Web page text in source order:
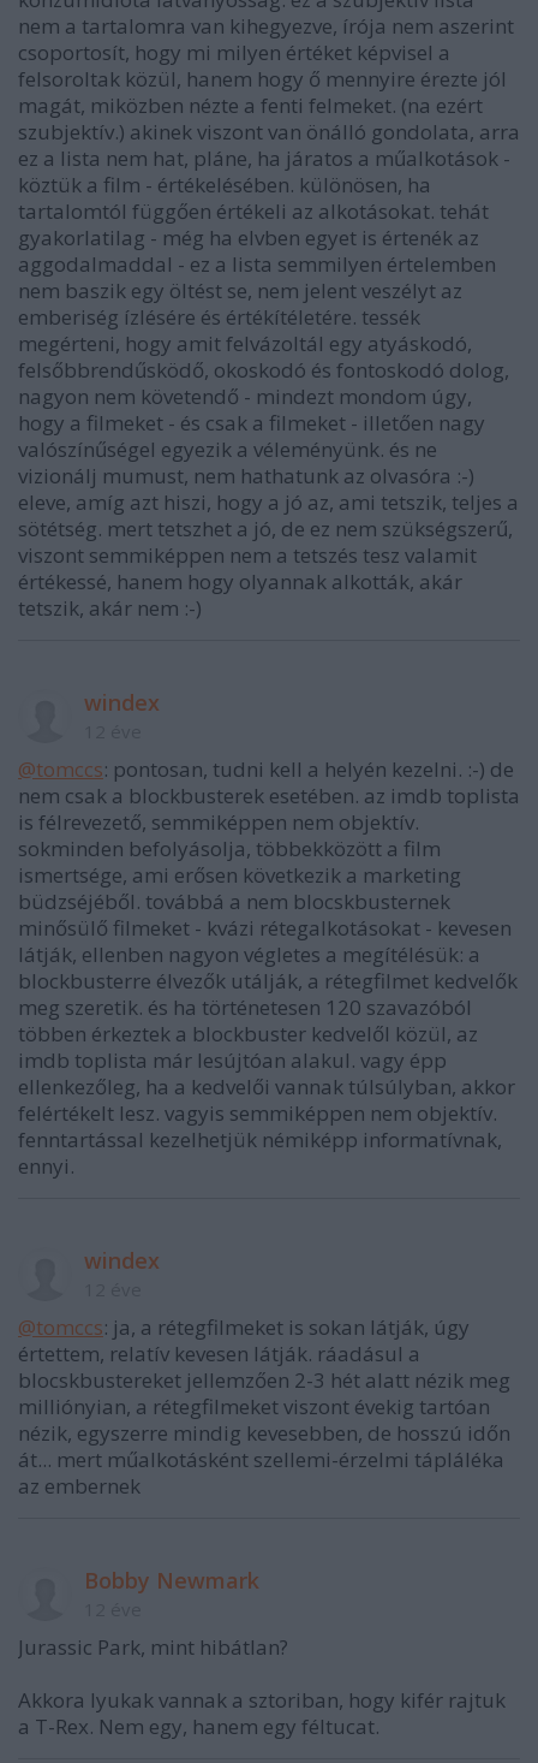
nem a tartalomra van kihegyezve, írója nem aszerint
csoportosít, hogy mi milyen értéket képvisel a
felsoroltak közül, hanem hogy ő mennyire érezte jól
magát, miközben nézte a fenti felmeket. (na ezért
szubjektív.) akinek viszont van önálló gondolata, arra
ez a lista nem hat, pláne, ha járatos a műalkotások -
köztük a film - értékelésében. különösen, ha
tartalomtól függően értékeli az alkotásokat. tehát
gyakorlatilag - még ha elvben egyet is értenék az
aggodalmaddal - ez a lista semmilyen értelemben
nem baszik egy öltést se, nem jelent veszélyt az
emberiség ízlésére és értékítéletére. tessék
megérteni, hogy amit felvázoltál egy atyáskodó,
felsőbbrendűsködő, okoskodó és fontoskodó dolog,
nagyon nem követendő - mindezt mondom úgy,
hogy a filmeket - és csak a filmeket - illetően nagy
valószínűségel egyezik a véleményünk. és ne
vizionálj mumust, nem hathatunk az olvasóra :-)
eleve, amíg azt hiszi, hogy a jó az, ami tetszik, teljes a
sötétség. mert tetszhet a jó, de ez nem szükségszerű,
viszont semmiképpen nem a tetszés tesz valamit
értékessé, hanem hogy olyannak alkották, akár
tetszik, akár nem :-)
windex
@tomccs: pontosan, tudni kell a helyén kezelni. :-) de
nem csak a blockbusterek esetében. az imdb toplista
is félrevezető, semmiképpen nem objektív.
sokminden befolyásolja, többekközött a film
ismertsége, ami erősen következik a marketing
büdzséjéből. továbbá a nem blocskbusternek
minősülő filmeket - kvázi rétegalkotásokat - kevesen
látják, ellenben nagyon végletes a megítélésük: a
blockbusterre élvezők utálják, a rétegfilmet kedvelők
meg szeretik. és ha történetesen 120 szavazóból
többen érkeztek a blockbuster kedvelől közül, az
imdb toplista már lesújtóan alakul. vagy épp
ellenkezőleg, ha a kedvelői vannak túlsúlyban, akkor
felértékelt lesz. vagyis semmiképpen nem objektív.
fenntartással kezelhetjük némiképp informatívnak,
ennyi.
windex
@tomccs: ja, a rétegfilmeket is sokan látják, úgy
értettem, relatív kevesen látják. ráadásul a
blocskbustereket jellemzően 2-3 hét alatt nézik meg
milliónyian, a rétegfilmeket viszont évekig tartóan
nézik, egyszerre mindig kevesebben, de hosszú időn
át... mert műalkotásként szellemi-érzelmi tápláléka
az embernek
Bobby Newmark
Jurassic Park, mint hibátlan?
Akkora lyukak vannak a sztoriban, hogy kifér rajtuk
a T-Rex. Nem egy, hanem egy féltucat.